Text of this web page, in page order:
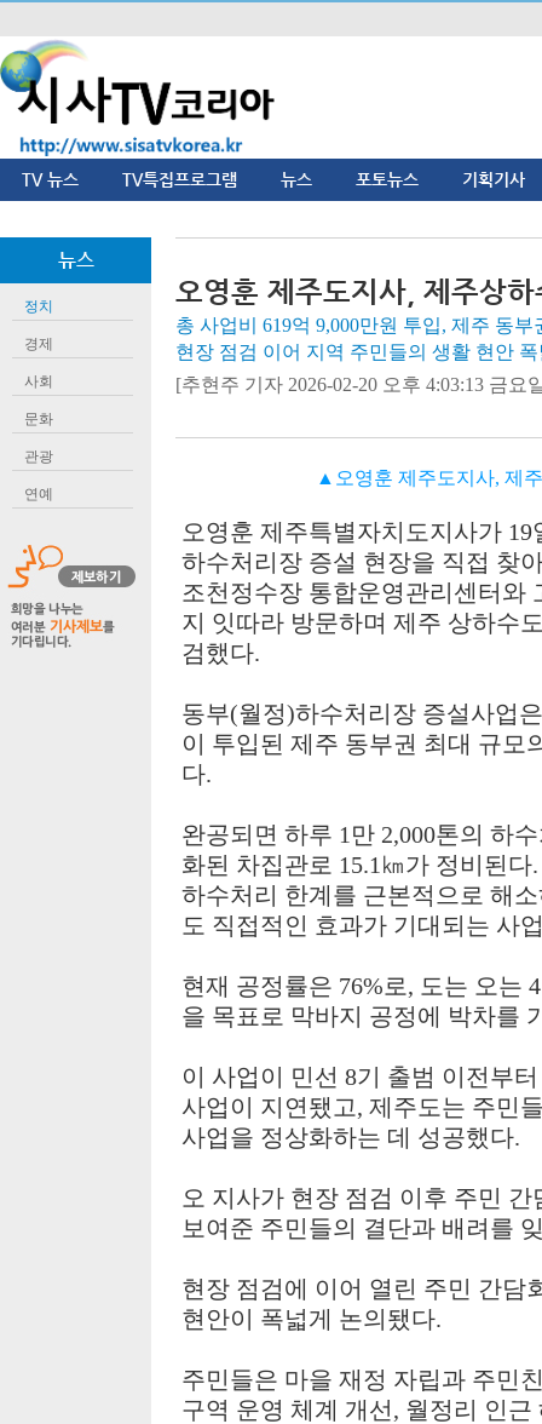
TV 뉴스 TV특집프로그램 뉴스 포토뉴스 기획기사
뉴스
정치
경제
사회
문화
관광
연예
오영훈 제주도지사, 제주상
총 사업비 619억 9,000만원 투입, 제주 동
현장 점검 이어 지역 주민들의 생활 현안
[추현주 기자 2026-02-20 오후 4:03:13 금요
▲오영훈 제주도지사, 제
오영훈 제주특별자치도지사가 19
하수처리장 증설 현장을 직접 찾
조천정수장 통합운영관리센터와
지 잇따라 방문하며 제주 상하수
검했다.
동부(월정)하수처리장 증설사업
이 투입된 제주 동부권 최대 규모
다.
완공되면 하루 1 만 2,000톤의 하
화된 차집관로 15.1 ㎞가 정비된다
하수처리 한계를 근본적으로 해
도 직접적인 효과가 기대되는 사
현재 공정률은 76%로, 도는 오는 4
을 목표로 막바지 공정에 박차를
이 사업이 민선 8기 출범 이전부
사업이 지연됐고, 제주도는 주민
사업을 정상화하는 데 성공했다.
오 지사가 현장 점검 이후 주민 간
보여준 주민들의 결단과 배려를
현장 점검에 이어 열린 주민 간담
현안이 폭넓게 논의됐다.
주민들은 마을 재정 자립과 주민
구역 운영 체계 개선, 월정리 인근